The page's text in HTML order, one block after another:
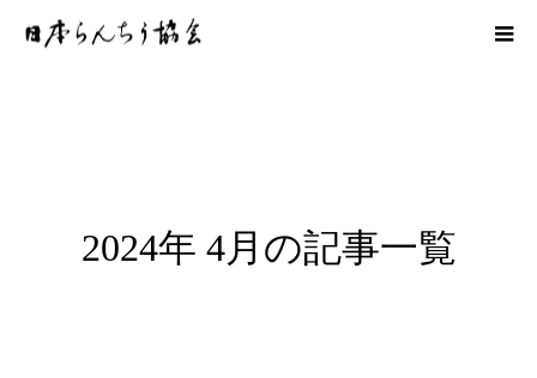
2024年 4月の記事一覧